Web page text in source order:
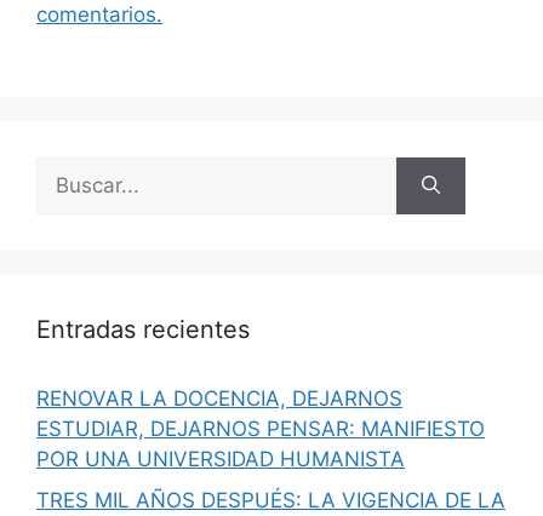
comentarios.
Buscar:
Entradas recientes
RENOVAR LA DOCENCIA, DEJARNOS
ESTUDIAR, DEJARNOS PENSAR: MANIFIESTO
POR UNA UNIVERSIDAD HUMANISTA
TRES MIL AÑOS DESPUÉS: LA VIGENCIA DE LA